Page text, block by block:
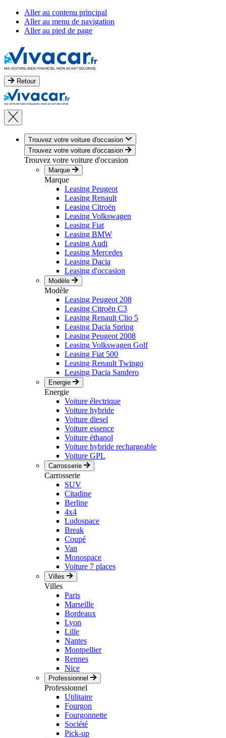
Aller au contenu principal
Aller au menu de navigation
Aller au pied de page
Retour
Trouvez votre voiture d'occasion
Trouvez votre voiture d'occasion
Trouvez votre voiture d'occasion
Marque
Marque
Leasing Peugeot
Leasing Renault
Leasing Citroën
Leasing Volkswagen
Leasing Fiat
Leasing BMW
Leasing Audi
Leasing Mercedes
Leasing Dacia
Leasing d'occasion
Modèle
Modèle
Leasing Peugeot 208
Leasing Citroën C3
Leasing Renault Clio 5
Leasing Dacia Spring
Leasing Peugeot 2008
Leasing Volkswagen Golf
Leasing Fiat 500
Leasing Renault Twingo
Leasing Dacia Sandero
Energie
Energie
Voiture électrique
Voiture hybride
Voiture diesel
Voiture essence
Voiture éthanol
Voiture hybride rechargeable
Voiture GPL
Carrosserie
Carrosserie
SUV
Citadine
Berline
4x4
Ludospace
Break
Coupé
Van
Monospace
Voiture 7 places
Villes
Villes
Paris
Marseille
Bordeaux
Lyon
Lille
Nantes
Montpellier
Rennes
Nice
Professionnel
Professionnel
Utilitaire
Fourgon
Fourgonnette
Société
Pick-up